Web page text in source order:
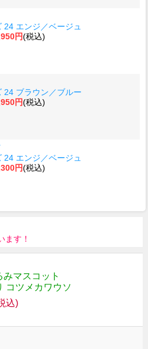
24 エンジ／ベージュ
円(税込)
24 ブラウン／ブルー
円(税込)
24 エンジ／ベージュ
円(税込)
ます！
みマスコット
コツメカワウソ
込)